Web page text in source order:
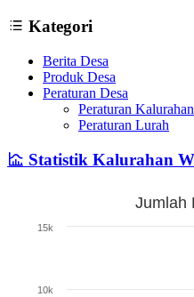
Kategori
Berita Desa
Produk Desa
Peraturan Desa
Peraturan Kalurahan
Peraturan Lurah
Statistik Kalurahan
The chart has 1 Y axis
Jumlah
10k
15k